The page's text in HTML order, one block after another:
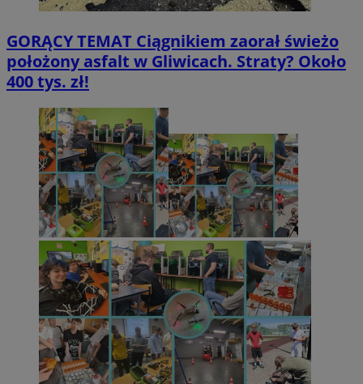
GORĄCY TEMAT Ciągnikiem zaorał świeżo
położony asfalt w Gliwicach. Straty? Około
400 tys. zł!